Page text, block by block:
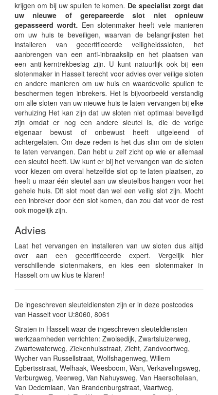
krijgen om bij uw spullen te komen. De specialist zorgt dat
uw nieuwe of gerepareerde slot niet opnieuw
gepasseerd wordt. Een slotenmaker heeft vele manieren
om uw huis te beveiligen, waarvan de belangrijksten het
installeren van gecertificeerde veiligheidssloten, het
aanbrengen van een anti-inbraakslip en het plaatsen van
een anti-kerntrekbeslag zijn. U kunt natuurlijk ook bij een
slotenmaker in Hasselt terecht voor advies over veilige sloten
en andere manieren om uw huis en waardevolle spullen te
beschermen tegen inbrekers. Het is bijvoorbeeld verstandig
om alle sloten van uw nieuwe huis te laten vervangen bij elke
verhuizing Het kan zijn dat uw sloten niet optimaal beveiligd
zijn omdat er nog een andere sleutel is, die de vorige
eigenaar bewust of onbewust heeft uitgeleend of
achtergelaten. Om deze reden is het dus slim om de sloten
te laten vervangen. Dan hebt u zelf zicht op wie er allemaal
een sleutel heeft. Uw kunt er bij het vervangen van de sloten
voor kiezen om overal hetzelfde slot op te laten plaatsen, zo
heeft u maar één sleutel aan uw sleutelbos hangen voor het
gehele huis. Dit slot moet dan wel een veilig slot zijn. Mocht
een inbreker door één slot komen, dan zou dat voor de rest
ook mogelijk zijn.
Advies
Laat het vervangen en installeren van uw sloten dus altijd
over aan een gecertificeerde expert. Vergelijk hier
verschillende slotenmakers, en kies een slotenmaker in
Hasselt om uw klus te klaren!
De ingeschreven sleuteldiensten zijn er in deze postcodes
van Hasselt voor U:8060, 8061
Straten in Hasselt waar de ingeschreven sleuteldiensten
werkzaamheden verrichten: Zwolsedijk, Zwartsluizerweg,
Zwartewaterweg, Ziekenhuisstraat, Zicht, Zandvoortweg,
Wycher van Russellstraat, Wolfshagenweg, Willem
Egbertsstraat, Welhaak, Weesboom, Wan, Verkavelingsweg,
Verburgweg, Veerweg, Van Nahuysweg, Van Haersoltelaan,
Van Dedemlaan, Van Brandenburgstraat, Vaartweg,